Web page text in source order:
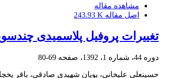
مشاهده مقاله
اصل مقاله 243.93 K
تغییرات پروفیل پلاسمیدی
دوره 44، شماره 1، 1392، صفحه 69-80
حسینعلی علیخانی، پویان شهیدی صادقی، باقر